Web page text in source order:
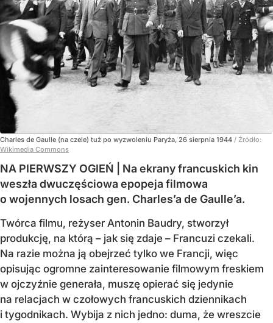
Charles de Gaulle (na czele) tuż po wyzwoleniu Paryża, 26 sierpnia 1944 / Źródło:
Wikimedia Commons
NA PIERWSZY OGIEŃ | Na ekrany francuskich kin
weszła dwuczęściowa epopeja filmowa
o wojennych losach gen. Charles’a de Gaulle’a.
Twórca filmu, reżyser Antonin Baudry, stworzył
produkcję, na którą – jak się zdaje – Francuzi czekali.
Na razie można ją obejrzeć tylko we Francji, więc
opisując ogromne zainteresowanie filmowym freskiem
w ojczyźnie generała, muszę opierać się jedynie
na relacjach w czołowych francuskich dziennikach
i tygodnikach. Wybija z nich jedno: duma, że wreszcie